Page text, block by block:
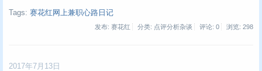
Tags: 赛花红网上兼职心路日记
发布: 赛花红 分类: 点评分析杂谈 评论: 0 浏览: 298
2017年7月13日